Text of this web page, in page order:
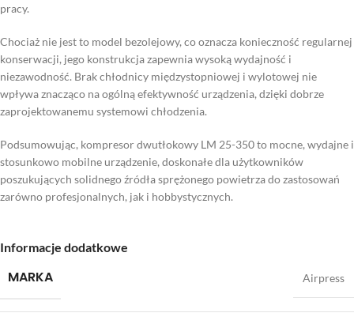
pracy.
Chociaż nie jest to model bezolejowy, co oznacza konieczność regularnej
konserwacji, jego konstrukcja zapewnia wysoką wydajność i
niezawodność. Brak chłodnicy międzystopniowej i wylotowej nie
wpływa znacząco na ogólną efektywność urządzenia, dzięki dobrze
zaprojektowanemu systemowi chłodzenia.
Podsumowując, kompresor dwutłokowy LM 25-350 to mocne, wydajne i
stosunkowo mobilne urządzenie, doskonałe dla użytkowników
poszukujących solidnego źródła sprężonego powietrza do zastosowań
zarówno profesjonalnych, jak i hobbystycznych.
Informacje dodatkowe
MARKA Airpress